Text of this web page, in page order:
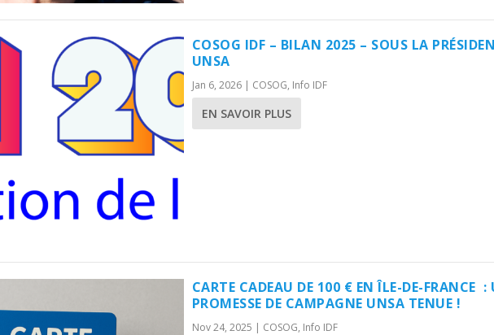
COSOG IDF – BILAN 2025 – SOUS LA
UNSA
Jan 6, 2026| COSOG, Info IDF
EN SAVOIR PLUS
CARTE CADEAU DE 100 € EN ÎLE-DE-FRANCE :
PROMESSE DE CAMPAGNE UNSA TENUE !
Nov 24, 2025 | COSOG, Info IDF